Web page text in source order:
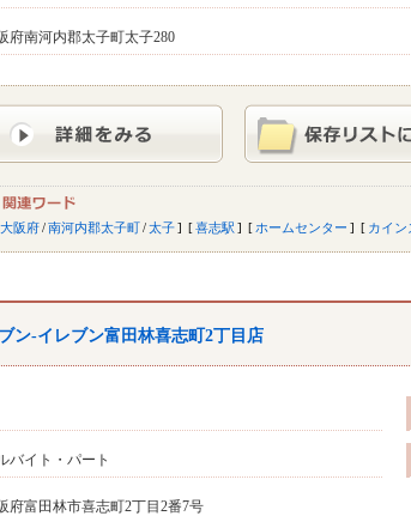
府南河内郡太子町太子280
大阪府/南河内郡太子町/太子 喜志駅 ホームセンター カイン
ン-イレブン富田林喜志町2丁目店
バイト・パート
府富田林市喜志町2丁目2番7号